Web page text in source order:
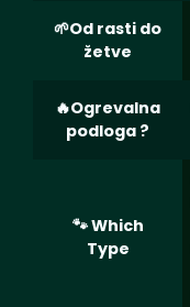
Od rasti do
žetve
Ogrevalna
podloga ?
🐾 Which
Type